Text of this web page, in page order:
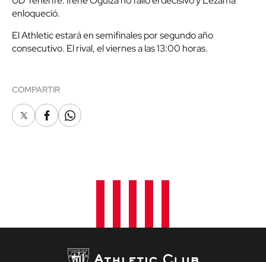
enloqueció.
El Athletic estará en semifinales por segundo año
consecutivo. El rival, el viernes a las 13:00 horas.
COMPARTIR
X FacebookWhatsapp